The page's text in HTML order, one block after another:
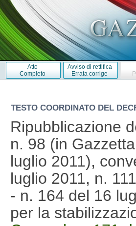
Atto
Completo
Avviso di rettifica
Errata corrige
TESTO COORDINATO DEL
Ripubblicazione
n. 98 (in
luglio 2011),
luglio 2011, n.
- n. 164 del 16
per la